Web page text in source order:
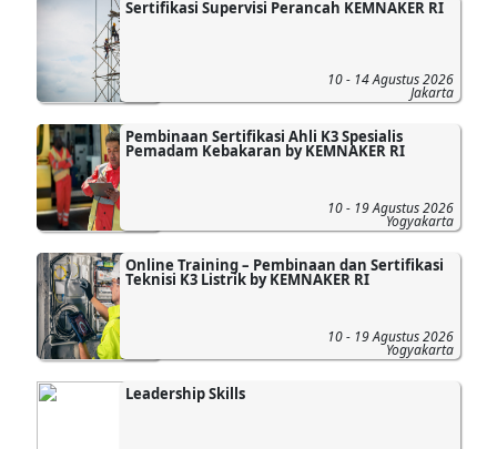
Sertifikasi Supervisi Perancah KEMNAKER RI
10 - 14 Agustus 2026
Jakarta
Pembinaan Sertifikasi Ahli K3 Spesialis
Pemadam Kebakaran by KEMNAKER RI
10 - 19 Agustus 2026
Yogyakarta
Online Training – Pembinaan dan Sertifikasi
Teknisi K3 Listrik by KEMNAKER RI
10 - 19 Agustus 2026
Yogyakarta
Leadership Skills